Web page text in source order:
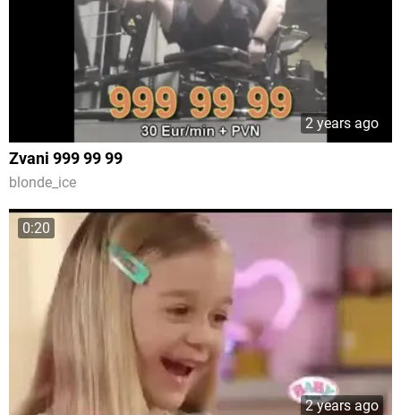
2 years ago
Zvani 999 99 99
blonde_ice
0:20
2 years ago